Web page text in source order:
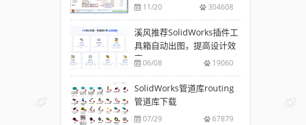
11/20 304608
溪风推荐SolidWorks插件工
具箱自动出图，提高设计效
率06/08 19060
SolidWorks管道库routing
管道库下载
07/29 67879